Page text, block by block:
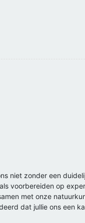
niet zonder een
voorbereiden op
met onze
dat jullie ons een